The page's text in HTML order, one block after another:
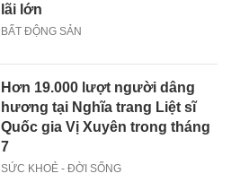
lãi lớn
BẤT ĐỘNG SẢN
Hơn 19.000 lượt người dâng
hương tại Nghĩa trang Liệt sĩ
Quốc gia Vị Xuyên trong tháng
7
SỨC KHOẺ - ĐỜI SỐNG